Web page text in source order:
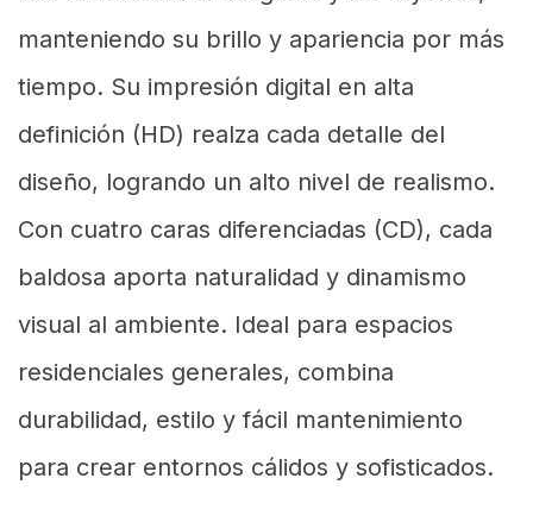
manteniendo su brillo y apariencia por más
tiempo. Su impresión digital en alta
definición (HD) realza cada detalle del
diseño, logrando un alto nivel de realismo.
Con cuatro caras diferenciadas (CD), cada
baldosa aporta naturalidad y dinamismo
visual al ambiente. Ideal para espacios
residenciales generales, combina
durabilidad, estilo y fácil mantenimiento
para crear entornos cálidos y sofisticados.